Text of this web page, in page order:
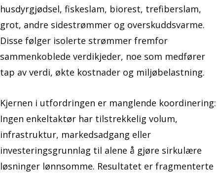
husdyrgjødsel, fiskeslam, biorest, trefiberslam,
grot, andre sidestrømmer og overskuddsvarme.
Disse følger isolerte strømmer fremfor
sammenkoblede verdikjeder, noe som medfører
tap av verdi, økte kostnader og miljøbelastning.
Kjernen i utfordringen er manglende koordinering:
Ingen enkeltaktør har tilstrekkelig volum,
infrastruktur, markedsadgang eller
investeringsgrunnlag til alene å gjøre sirkulære
løsninger lønnsomme. Resultatet er fragmenterte